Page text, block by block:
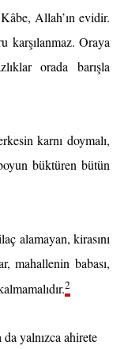
Allah’ın evidir.
karşılanmaz. Oraya
orada barışla
karnı doymalı,
büktüren bütün
alamayan, kirasını
mahallenin babası,
2
yalnızca ahirete